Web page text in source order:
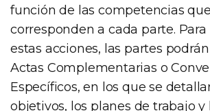
función de las competencias
corresponden a cada parte.
estas acciones, las partes
Actas Complementarias o
Específicos, en los que se
objetivos, los planes de trabajo y